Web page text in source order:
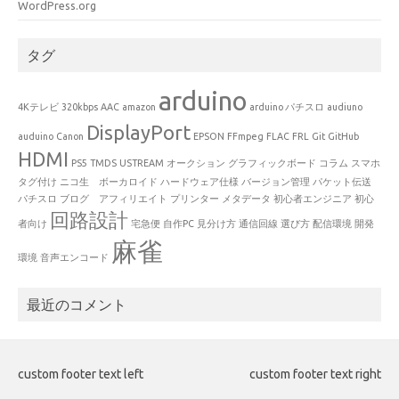
WordPress.org
タグ
4Kテレビ 320kbps AAC amazon arduino arduino パチスロ audiuno
auduino Canon DisplayPort EPSON FFmpeg FLAC FRL Git GitHub
HDMI PS5 TMDS USTREAM オークション グラフィックボード コラム スマホ
タグ付け ニコ生 ボーカロイド ハードウェア仕様 バージョン管理 パケット伝送
パチスロ ブログ アフィリエイト プリンター メタデータ 初心者エンジニア 初心
者向け 回路設計 宅急便 自作PC 見分け方 通信回線 選び方 配信環境 開発
環境 音声エンコード 麻雀
最近のコメント
custom footer text left custom footer text right